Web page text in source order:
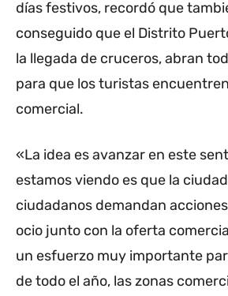
días festivos, recordó que
conseguido que el Distrito
la llegada de cruceros, abran
para que los turistas
comercial.
«La idea es avanzar en este
estamos viendo es que la
ciudadanos demandan
ocio junto con la oferta
un esfuerzo muy importante
de todo el año, las zonas